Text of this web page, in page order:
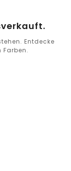
Entdecke